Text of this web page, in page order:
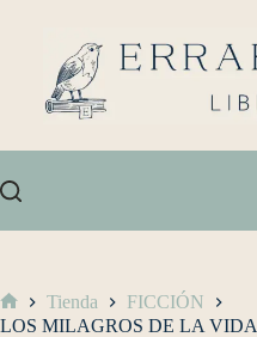
Tienda
FICCIÓN
LOS MILAGROS DE LA VIDA